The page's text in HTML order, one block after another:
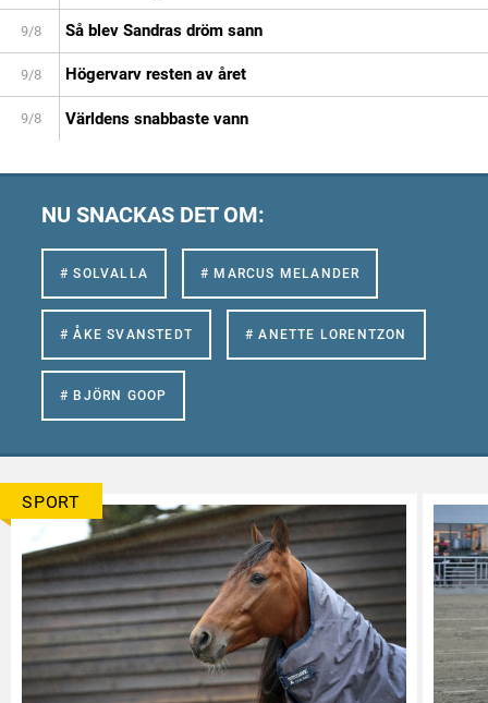
9/8 Så blev Sandras dröm sann
9/8 Högervarv resten av året
9/8 Världens snabbaste vann
NU SNACKAS DET OM:
# SOLVALLA # MARCUS MELANDER
# ÅKE SVANSTEDT # ANETTE LORENTZON
# BJÖRN GOOP
SPORT